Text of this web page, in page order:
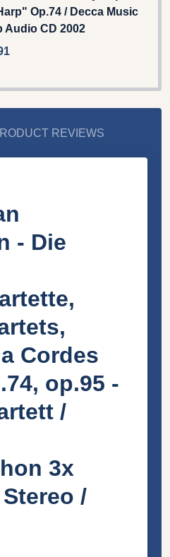
Op.74 / Decca Music
Audio CD 2002
REVIEWS
- Die
Cordes
op.95 -
/
3x
/